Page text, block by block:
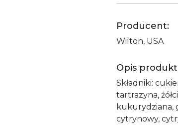
Producent:
Wilton, USA
Opis
Składniki:
tartrazyna,
kukurydziana,
cytrynowy,